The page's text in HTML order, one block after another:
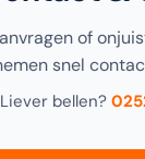
of
snel
Liever bellen?